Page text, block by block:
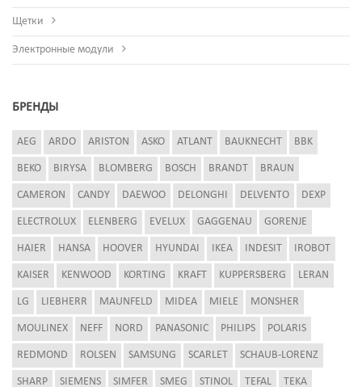
Щетки
Электронные модули
БРЕНДЫ
AEG ARDO ARISTON ASKO ATLANT BAUKNECHT BBK
BEKO BIRYSA BLOMBERG BOSCH BRANDT BRAUN
CAMERON CANDY DAEWOO DELONGHI DELVENTO DEXP
ELECTROLUX ELENBERG EVELUX GAGGENAU GORENJE
HAIER HANSA HOOVER HYUNDAI IKEA INDESIT IROBOT
KAISER KENWOOD KORTING KRAFT KUPPERSBERG LERAN
LG LIEBHERR MAUNFELD MIDEA MIELE MONSHER
MOULINEX NEFF NORD PANASONIC PHILIPS POLARIS
REDMOND ROLSEN SAMSUNG SCARLET SCHAUB-LORENZ
SHARP SIEMENS SIMFER SMEG STINOL TEFAL TEKA